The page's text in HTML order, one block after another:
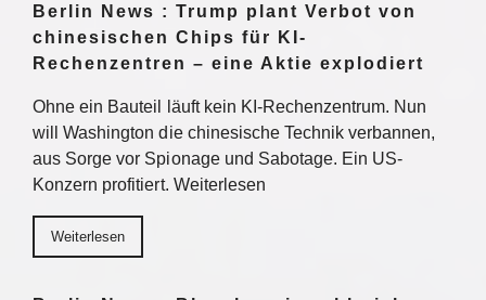
Berlin News : Trump plant Verbot von
chinesischen Chips für KI-
Rechenzentren – eine Aktie explodiert
Ohne ein Bauteil läuft kein KI-Rechenzentrum. Nun
will Washington die chinesische Technik verbannen,
aus Sorge vor Spionage und Sabotage. Ein US-
Konzern profitiert. Weiterlesen
Weiterlesen